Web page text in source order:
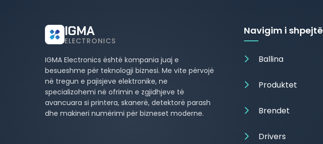
IGMA
ELECTRONICS
IGMA Electronics është kompania juaj e
besueshme për teknologji biznesi. Me vite përvojë
në tregun e pajisjeve elektronike, ne
specializohemi në ofrimin e zgjidhjeve të
avancuara si printera, skanerë, detektorë parash
dhe makineri numërimi për bizneset moderne.
Navigim i shpejtë
Ballina
Produktet
Brendet
Drivers